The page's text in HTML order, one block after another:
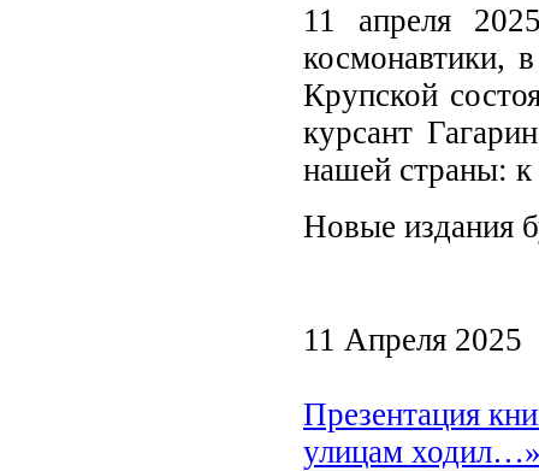
11 апреля
космонавтики,
Крупской
курсант
нашей страны:
Новые издания
11 Апреля 2025
Презентация
улицам